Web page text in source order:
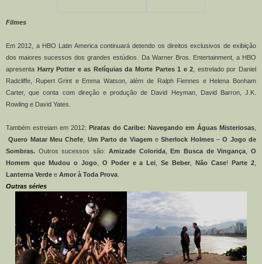
Filmes
Em 2012, a HBO Latin America continuará detendo os direitos exclusivos de exibição
dos maiores sucessos dos grandes estúdios. Da Warner Bros. Entertainment, a HBO
apresenta Harry Potter e as Relíquias da Morte Partes 1 e 2
estrelado por Daniel
Radcliffe, Rupert Grint e Emma Watson, além de Ralph Fiennes e Helena Bonham
Carter, que conta com direção e produção de David Heyman, David Barron, J.K.
Rowling e David Yates.
Também estreiam em 2012:Piratas do Caribe: Navegando em Águas Misteriosas
Quero Matar Meu Chefe
Um Parto de Viageme Sherlock Holmes–O Jogo de
Sombras. Outros sucessos são: Amizade Colorida, Em Busca de Vingança
O
Homem que Mudou o Jogo, O Poder e a Lei Se Beber ,Não Case!Parte 2
Lanterna Verde e Amor à Toda Prova
Outras séries